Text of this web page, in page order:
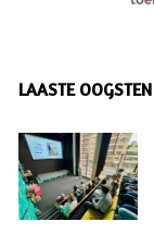
LAASTE OOGSTEN